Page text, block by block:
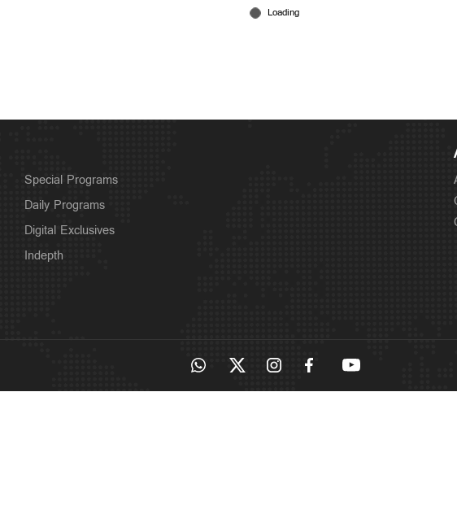
Special Programs
Daily Programs
Digital Exclusives
Indepth